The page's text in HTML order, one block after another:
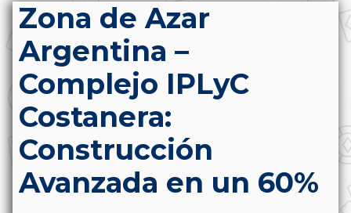
Zona de Azar
Argentina –
Complejo IPLyC
Costanera:
Construcción
Avanzada en un 60%